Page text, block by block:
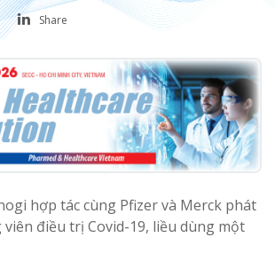
Share
hợp tác cùng Pfizer và Merck phát
điều trị Covid-19, liều dùng một